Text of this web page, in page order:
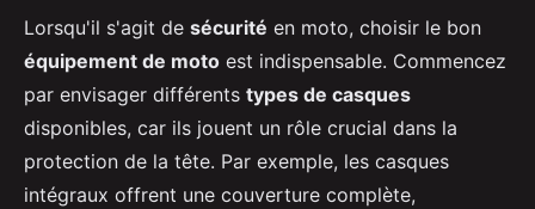
Lorsqu'il s'agit de sécurité en moto, choisir le bon
équipement de moto est indispensable. Commencez
par envisager différents types de casques
disponibles, car ils jouent un rôle crucial dans la
protection de la tête. Par exemple, les casques
intégraux offrent une couverture complète,